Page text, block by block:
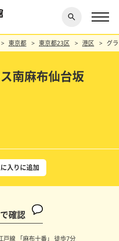
探す
閉じ
る
東京都 東京都23区 港区 グ
南麻布仙台坂
入りに追加
確認
戸線 「麻布十番」 徒歩7分